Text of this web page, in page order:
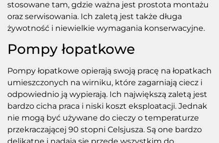
stosowane tam, gdzie ważna jest prostota montażu
oraz serwisowania. Ich zaletą jest także długa
żywotność i niewielkie wymagania konserwacyjne.
Pompy łopatkowe
Pompy łopatkowe opierają swoją pracę na łopatkach
umieszczonych na wirniku, które zagarniają ciecz i
odpowiednio ją wypierają. Ich największą zaletą jest
bardzo cicha praca i niski koszt eksploatacji. Jednak
nie mogą być używane do cieczy o temperaturze
przekraczającej 90 stopni Celsjusza. Są one bardzo